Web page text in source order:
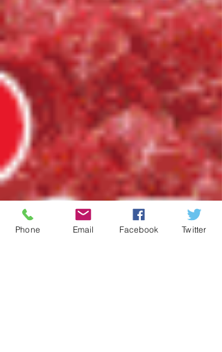
Phone Email Facebook Twitter